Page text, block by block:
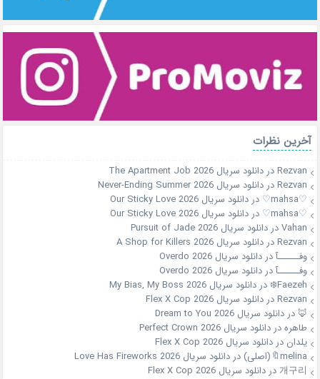
آخرین نظرات
Rezvanدردانلود سریال The Apartment Job 2026
Rezvanدردانلود سریال Never-Ending Summer 2026
♡mahsa♡
دردانلود سریال Our Sticky Love 2026
♡mahsa♡
دردانلود سریال Our Sticky Love 2026
Vahanدردانلود سریال Pursuit of Jade 2026
Rezvanدردانلود سریال A Shop for Killers 2026
وفــــــآدردانلود سریال Overdo 2026
وفــــــآدردانلود سریال Overdo 2026
Faezeh❄️
دردانلود سریال My Bias, My Boss 2026
Rezvanدردانلود سریال Flex X Cop 2026
🦊دردانلود سریال Dream to You 2026
طاهرهدردانلود سریال Perfect Crown 2026
یلدان دردانلود سریال Flex X Cop 2026
melina🔖(اصلی)
دردانلود سریال Love Has Fireworks 2026
개구리دردانلود سریال Flex X Cop 2026